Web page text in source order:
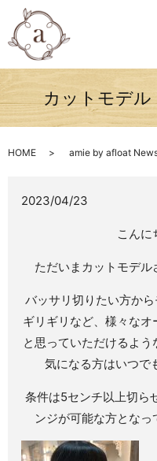
カットモデ
HOME amie by afloat
2023/04/23
こんに
ただいまカットモデル
バッサリ切りたい方か
ギリギリなど、様々な
と思っていただけるよ
気になる方はいつで
条件は5センチ以上切ら
ンジが可能な方となっ